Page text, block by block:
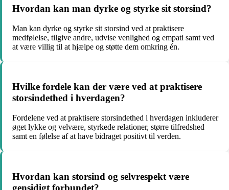
Hvordan kan man dyrke og styrke sit storsind?
Man kan dyrke og styrke sit storsind ved at praktisere
medfølelse, tilgive andre, udvise venlighed og empati samt ved
at være villig til at hjælpe og støtte dem omkring én.
Hvilke fordele kan der være ved at praktisere
storsindethed i hverdagen?
Fordelene ved at praktisere storsindethed i hverdagen inkluderer
øget lykke og velvære, styrkede relationer, større tilfredshed
samt en følelse af at have bidraget positivt til verden.
Hvordan kan storsind og selvrespekt være
gensidigt forbundet?